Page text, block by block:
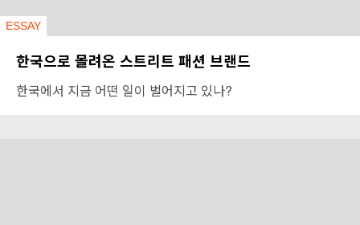
ESSAY
한국으로 몰려온 스트리트 패션 브랜드
한국에서 지금 어떤 일이 벌어지고 있나?